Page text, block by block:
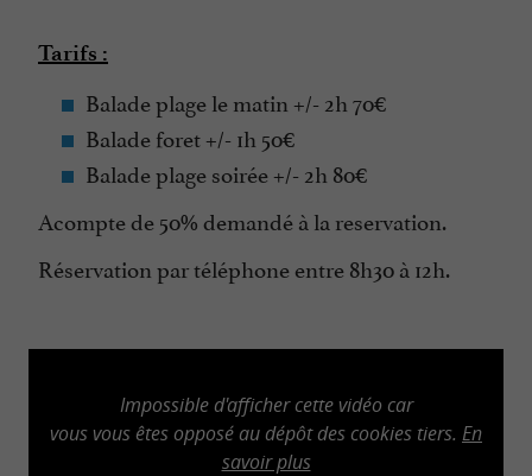
Tarifs :
Balade plage le matin +/- 2h 70€
Balade foret +/- 1h 50€
Balade plage soirée +/- 2h 80€
Acompte de 50% demandé à la reservation.
Réservation par téléphone entre 8h30 à 12h.
Impossible d'afficher cette vidéo car
vous vous êtes opposé au dépôt des cookies tiers. En
savoir plus